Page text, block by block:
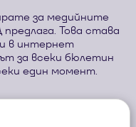
за медийните
Това става
в интернет
за всеки бюлетин
един момент.